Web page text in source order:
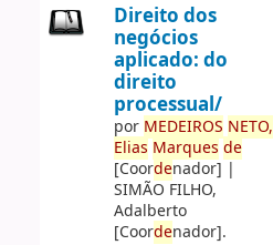
Direito dos
negócios
aplicado: do
direito
processual/
por MEDEIROS NETO,
Elias Marques de
[Coordenador] |
SIMÃO FILHO,
Adalberto
[Coordenador].